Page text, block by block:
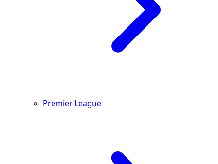
Premier League